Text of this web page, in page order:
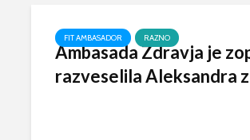
FIT AMBASADOR RAZNO
Ambasada Zdravja je
razveselila Aleksandra